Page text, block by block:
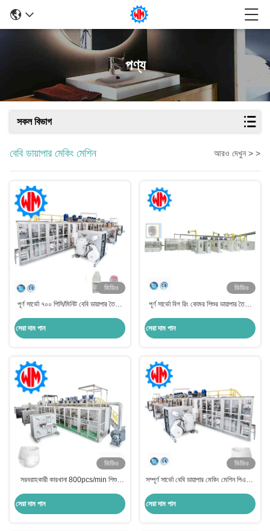
পণ্য
সকল বিভাগ
বেবি ডায়াপার মেকিং মেশিন আরও দেখুন > >
ভিডিও
পূর্ণ সার্ভো ৭০০ পিসি/মিনিট বেবি ডায়াপার তৈরির
সেরা দাম পান
ভিডিও
পূর্ণ সার্ভো বিগ রিং কোমর শিশুর ডায়াপার তৈরীর
সেরা দাম পান
ভিডিও
সরবরাহকারী কারখানা 800pcs/min শিশুর
সেরা দাম পান
ভিডিও
সম্পূর্ণ সার্ভো বেবি ডায়াপার মেকিং মেশিন পিএলসি
সেরা দাম পান